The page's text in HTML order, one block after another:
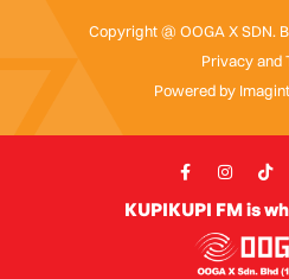
Copyright @ OOGA X SDN.
Privacy and
Powered by
KUPIKUPI FM is